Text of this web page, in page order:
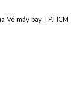
Vé máy bay TP.HCM